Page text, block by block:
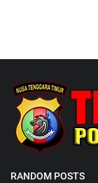
RANDOM POSTS